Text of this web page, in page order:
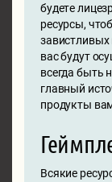
будете
ресурсы,
завистливых
вас будут
всегда быть
главный
продукты
Всякие